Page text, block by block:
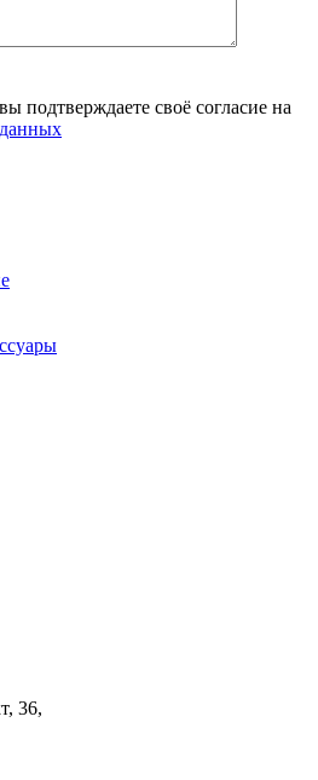
подтверждаете своё согласие на
36,